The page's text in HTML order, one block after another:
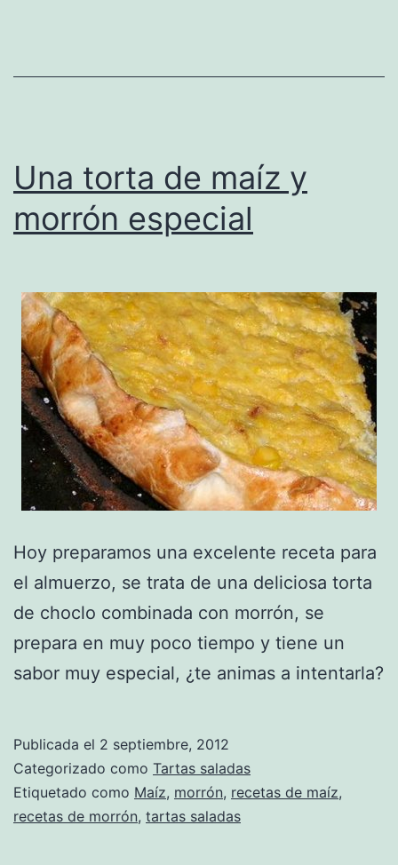
Una torta de maíz y
morrón especial
Hoy preparamos una excelente receta para
el almuerzo, se trata de una deliciosa torta
de choclo combinada con morrón, se
prepara en muy poco tiempo y tiene un
sabor muy especial, ¿te animas a intentarla?
Publicada el 2 septiembre, 2012
Categorizado como Tartas saladas
Etiquetado como Maíz, morrón, recetas de maíz,
recetas de morrón, tartas saladas